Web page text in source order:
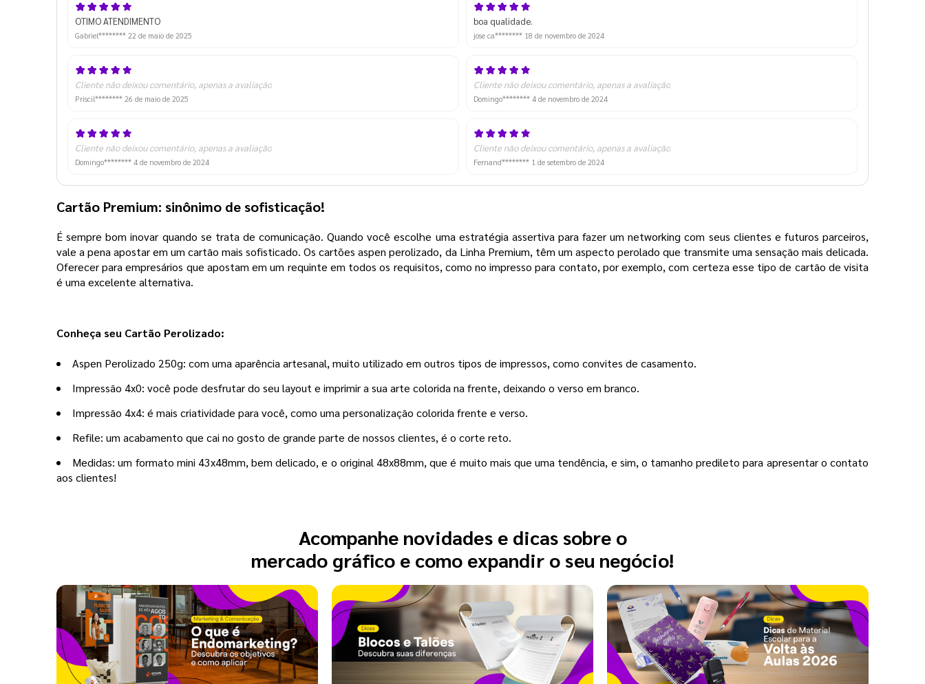
OTIMO ATENDIMENTO
Gabriel******** 22 de maio de 2025
boa qualidade.
jose ca******** 18 de novembro de 2024
Cliente não deixou comentário, apenas a avaliação
Priscil******** 26 de maio de 2025
Cliente não deixou comentário, apenas a avaliação
Domingo******** 4 de novembro de 2024
Cliente não deixou comentário, apenas a avaliação
Domingo******** 4 de novembro de 2024
Cliente não deixou comentário, apenas a avaliação
Fernand******** 1 de setembro de 2024
Cartão Premium: sinônimo de sofisticação!
É sempre bom inovar quando se trata de comunicação. Quando você escolhe uma estratégia assertiva para fazer um networking com seus clientes e futuros parceiros,
vale a pena apostar em um cartão mais sofisticado. Os cartões aspen perolizado, da Linha Premium, têm um aspecto perolado que transmite uma sensação mais delicada.
Oferecer para empresários que apostam em um requinte em todos os requisitos, como no impresso para contato, por exemplo, com certeza esse tipo de cartão de visita
é uma excelente alternativa.
Conheça seu Cartão Perolizado:
Aspen Perolizado 250g: com uma aparência artesanal, muito utilizado em outros tipos de impressos, como convites de casamento.
Impressão 4x0: você pode desfrutar do seu layout e imprimir a sua arte colorida na frente, deixando o verso em branco.
Impressão 4x4: é mais criatividade para você, como uma personalização colorida frente e verso.
Refile: um acabamento que cai no gosto de grande parte de nossos clientes, é o corte reto.
Medidas: um formato mini 43x48mm, bem delicado, e o original 48x88mm, que é muito mais que uma tendência, e sim, o tamanho predileto para apresentar o contato
aos clientes!
Acompanhe novidades e dicas sobre o
mercado gráfico e como expandir o seu negócio!